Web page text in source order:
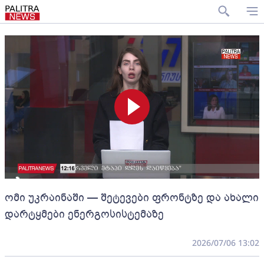
ომი უკრაინაში — შეტევები ფრონტზე და ახალი
დარტყმები ენერგოსისტემაზე
2026/07/06 13:02